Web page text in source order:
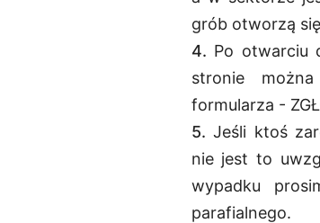
grób otworzą
4. Po otwarciu
stronie
formularza -
5.Jeśli ktoś
nie jest to
wypadku
parafialnego.